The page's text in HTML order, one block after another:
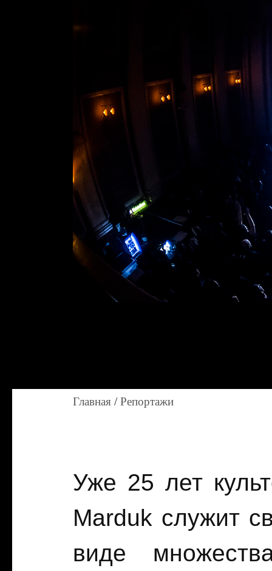
Главная /Репортажи
Уже 25 лет
Marduk служит
виде